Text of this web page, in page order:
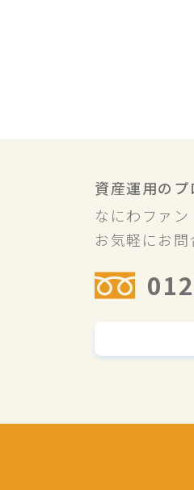
資産運用の
なにわファ
お気軽にお問